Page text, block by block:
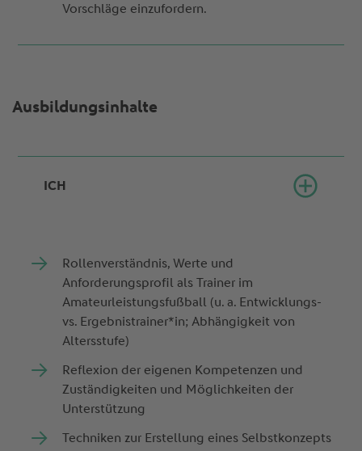
Vorschläge einzufordern.
Ausbildungsinhalte
ICH
Rollenverständnis, Werte und
Anforderungsprofil als Trainer im
Amateurleistungsfußball (u. a. Entwicklungs-
vs. Ergebnistrainer*in; Abhängigkeit von
Altersstufe)
Reflexion der eigenen Kompetenzen und
Zuständigkeiten und Möglichkeiten der
Unterstützung
Techniken zur Erstellung eines Selbstkonzepts